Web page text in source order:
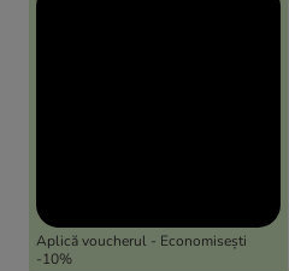
Aplică voucherul - Economisești
-10%